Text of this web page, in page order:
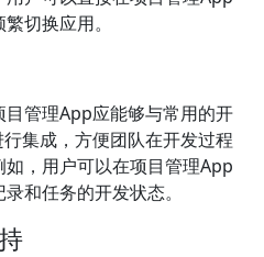
切换应用。
管理App应能够与常用的开
集成，方便团队在开发过程
，用户可以在项目管理App
和任务的开发状态。